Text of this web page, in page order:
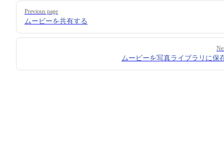
Pager
Previous page
ムービーを共有する
ムービーを写真ライブラリに保